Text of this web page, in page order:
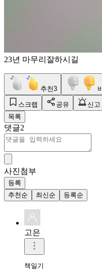
23년 마무리잘하시길
추천3
스크랩 공유
신고
목록
댓글2
사진첨부
등록
추천순
최신순 등록순
고은
책일기